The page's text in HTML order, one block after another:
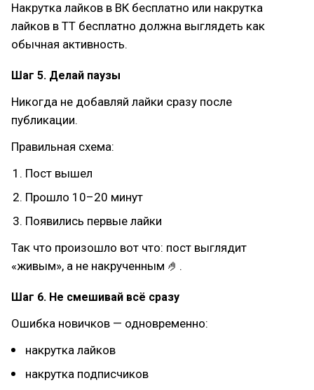
Накрутка лайков в ВК бесплатно или накрутка
лайков в ТТ бесплатно должна выглядеть как
обычная активность.
Шаг 5. Делай паузы
Никогда не добавляй лайки сразу после
публикации.
Правильная схема:
Пост вышел
Прошло 10–20 минут
Появились первые лайки
Так что произошло вот что: пост выглядит
«живым», а не накрученным 🤌.
Шаг 6. Не смешивай всё сразу
Ошибка новичков — одновременно:
накрутка лайков
накрутка подписчиков